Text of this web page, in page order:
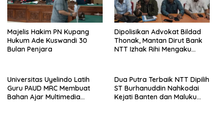
Majelis Hakim PN Kupang
Hukum Ade Kuswandi 30
Bulan Penjara
Dipolisikan Advokat Bildad
Thonak, Mantan Dirut Bank
NTT Izhak Rihi Mengaku
Universitas Uyelindo Latih
Guru PAUD MRC Membuat
Bahan Ajar Multimedia
Dua Putra Terbaik NTT Dipilih
ST Burhanuddin Nahkodai
Kejati Banten dan Maluku